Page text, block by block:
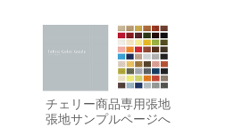
チェリー商品専用張地
張地サンプルページへ